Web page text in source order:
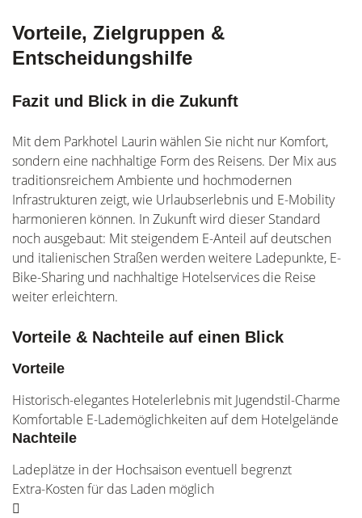
Vorteile, Zielgruppen &
Entscheidungshilfe
Fazit und Blick in die Zukunft
Mit dem Parkhotel Laurin wählen Sie nicht nur Komfort,
sondern eine nachhaltige Form des Reisens. Der Mix aus
traditionsreichem Ambiente und hochmodernen
Infrastrukturen zeigt, wie Urlaubserlebnis und E-Mobility
harmonieren können. In Zukunft wird dieser Standard
noch ausgebaut: Mit steigendem E-Anteil auf deutschen
und italienischen Straßen werden weitere Ladepunkte, E-
Bike-Sharing und nachhaltige Hotelservices die Reise
weiter erleichtern.
Vorteile & Nachteile auf einen Blick
Vorteile
Historisch-elegantes Hotelerlebnis mit Jugendstil-Charme
Komfortable E-Lademöglichkeiten auf dem Hotelgelände
Nachteile
Ladeplätze in der Hochsaison eventuell begrenzt
Extra-Kosten für das Laden möglich